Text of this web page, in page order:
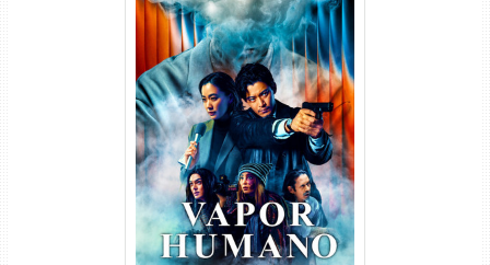
Vapor Humano 1ª Temporada
Torrent (2026) WEB-DL 1080p
Dual Áudio